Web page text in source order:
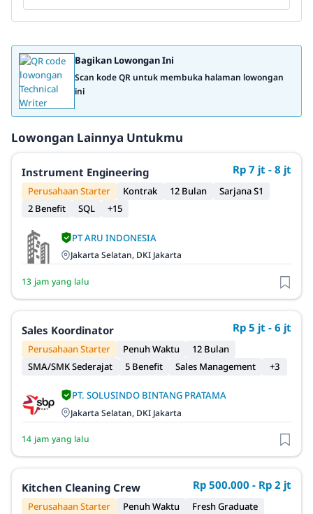
Bagikan Lowongan Ini
Scan kode QR untuk membuka halaman lowongan
ini
Lowongan Lainnya Untukmu
Instrument Engineering Rp 7 jt - 8 jt
Perusahaan Starter Kontrak 12 Bulan
Sarjana S1
2 Benefit
SQL +15
PT ARU INDONESIA
Jakarta Selatan, DKI Jakarta
13 jam yang lalu
Sales Koordinator Rp 5 jt - 6 jt
Perusahaan Starter Penuh Waktu
12 Bulan
SMA/SMK Sederajat
5 Benefit Sales Management +3
PT. SOLUSINDO BINTANG PRATAMA
Jakarta Selatan, DKI Jakarta
14 jam yang lalu
Kitchen Cleaning Crew Rp 500.000 - Rp 2 jt
Perusahaan Starter Penuh Waktu
Fresh Graduate